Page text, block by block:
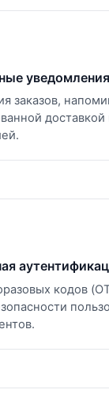
уведомления
заказов,
кодов